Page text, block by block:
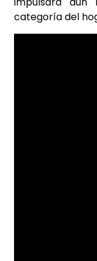
categoría del